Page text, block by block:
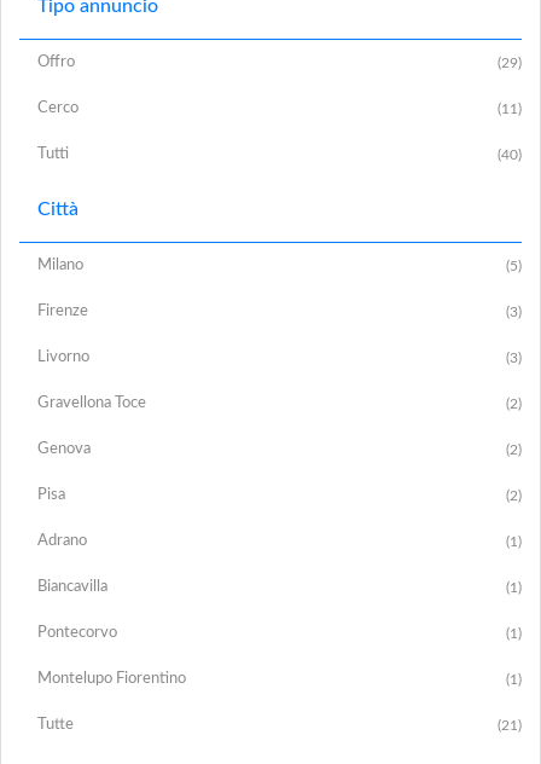
Tipo annuncio
Offro (29)
Cerco (11)
Tutti (40)
Città
Milano (5)
Firenze (3)
Livorno (3)
Gravellona Toce (2)
Genova (2)
Pisa (2)
Adrano (1)
Biancavilla (1)
Pontecorvo (1)
Montelupo Fiorentino (1)
Tutte (21)